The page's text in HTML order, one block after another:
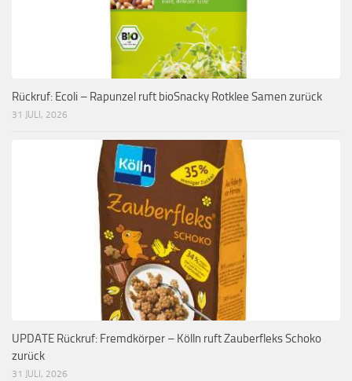
Rückruf: Ecoli – Rapunzel ruft bioSnacky Rotklee Samen zurück
31 JULI, 2026
UPDATE Rückruf: Fremdkörper – Kölln ruft Zauberfleks Schoko
zurück
31 JULI, 2026